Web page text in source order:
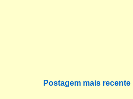
Postagem mais recente